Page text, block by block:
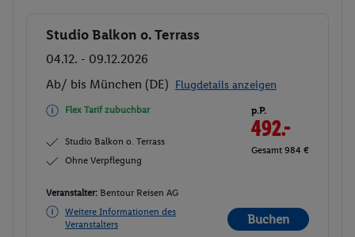
Buchen
Studio Balkon o. Terrass
04.12. - 09.12.2026
Ab/ bis München (DE) Flugdetails anzeigen
Flex Tarif zubuchbar
Studio Balkon o. Terrass
Ohne Verpflegung
p.P.
492.-
Gesamt 984 €
Veranstalter: Bentour Reisen AG
Weitere Informationen des
Veranstalters
Buchen